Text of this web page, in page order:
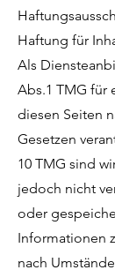
Haftung für
Als
Abs.1 TMG für
diesen Seiten
Gesetzen
10 TMG sind
jedoch nicht
oder
Informationen
nach